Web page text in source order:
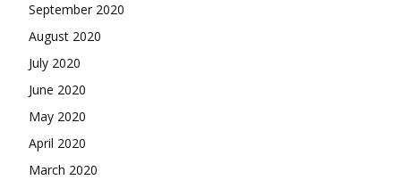
September 2020
August 2020
July 2020
June 2020
May 2020
April 2020
March 2020